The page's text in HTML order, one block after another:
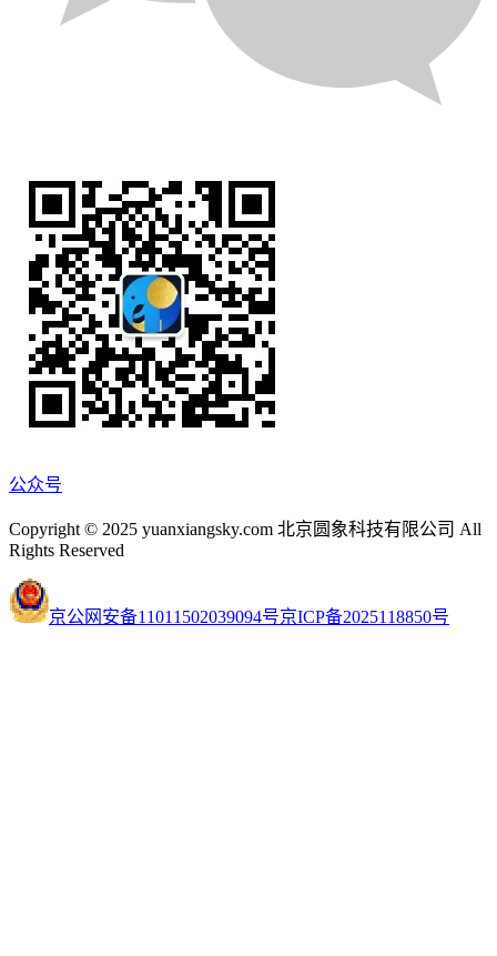
公众号
Copyright © 2025 yuanxiangsky.com 北京圆象科技有限公司 All
Rights Reserved
京公网安备11011502039094号京ICP备2025118850号